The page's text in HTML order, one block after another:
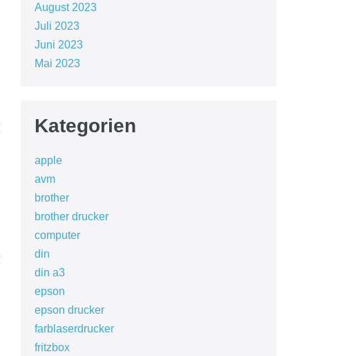
August 2023
Juli 2023
Juni 2023
Mai 2023
Kategorien
apple
avm
brother
brother drucker
computer
din
din a3
epson
epson drucker
farblaserdrucker
fritzbox